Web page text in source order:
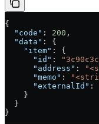
{
  "code"
: 200 ,
  "data"
: {
    "item"
: {
      "id"
:
      "address"
:
      "memo"
:
      "externalId"
:
    }
  }
}